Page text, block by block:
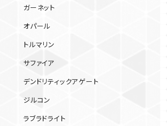
ガーネット
オパール
トルマリン
サファイア
デンドリティックアゲート
ジルコン
ラブラドライト